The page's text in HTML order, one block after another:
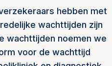
hebben met
wachttijden zijn
wachttijden noemen we
voor de wachttijd